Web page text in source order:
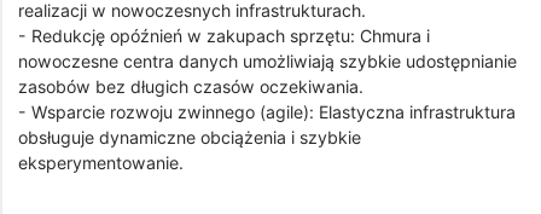
realizacji w nowoczesnych infrastrukturach.
- Redukcję opóźnień w zakupach sprzętu: Chmura i
nowoczesne centra danych umożliwiają szybkie udostępnianie
zasobów bez długich czasów oczekiwania.
- Wsparcie rozwoju zwinnego (agile): Elastyczna infrastruktura
obsługuje dynamiczne obciążenia i szybkie
eksperymentowanie.